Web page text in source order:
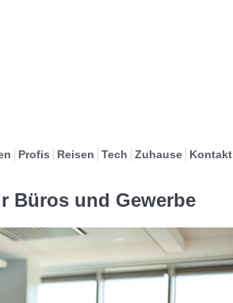
Profis Reisen Tech Zuhause Kontakt
Büros und Gewerbe